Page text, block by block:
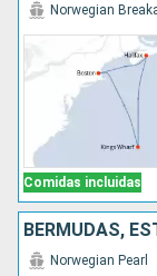
Comidas incluidas
Norwegian
BERMUDAS,
Norwegian Pearl